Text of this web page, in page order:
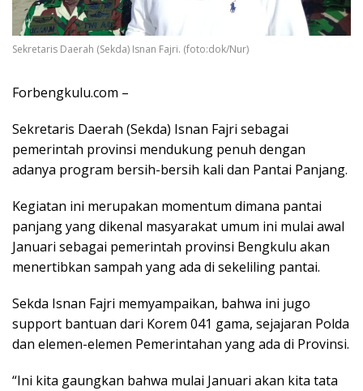
Sekretaris Daerah (Sekda) Isnan Fajri. (foto:dok/Nur)
Forbengkulu.com –
Sekretaris Daerah (Sekda) Isnan Fajri sebagai
pemerintah provinsi mendukung penuh dengan
adanya program bersih-bersih kali dan Pantai Panjang.
Kegiatan ini merupakan momentum dimana pantai
panjang yang dikenal masyarakat umum ini mulai awal
Januari sebagai pemerintah provinsi Bengkulu akan
menertibkan sampah yang ada di sekeliling pantai.
Sekda Isnan Fajri memyampaikan, bahwa ini jugo
support bantuan dari Korem 041 gama, sejajaran Polda
dan elemen-elemen Pemerintahan yang ada di Provinsi.
“Ini kita gaungkan bahwa mulai Januari akan kita tata